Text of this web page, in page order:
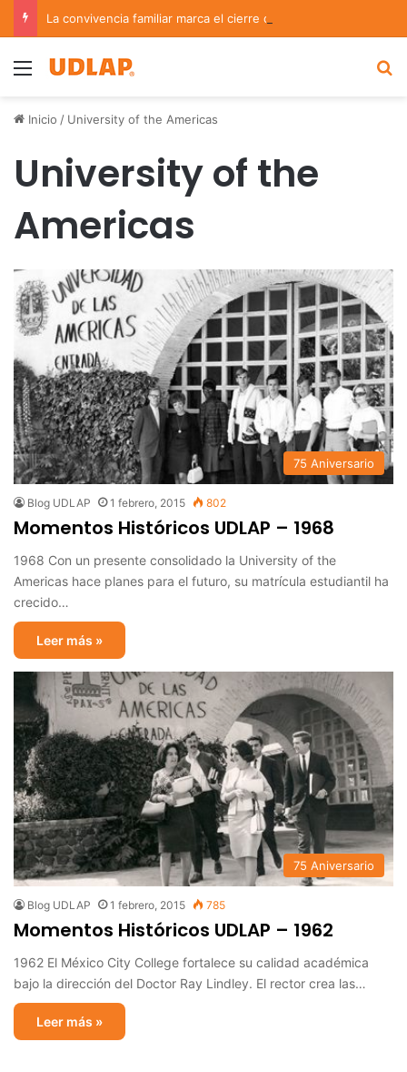
Menu
Inicio / University of the Americas
University of the
Americas
75 Aniversario
Blog UDLAP 1 febrero, 2015 802
Momentos Históricos UDLAP – 1968
1968 Con un presente consolidado la University of the
Americas hace planes para el futuro, su matrícula estudiantil ha
crecido…
Leer más »
75 Aniversario
Blog UDLAP 1 febrero, 2015 785
Momentos Históricos UDLAP – 1962
1962 El México City College fortalece su calidad académica
bajo la dirección del Doctor Ray Lindley. El rector crea las…
Leer más »